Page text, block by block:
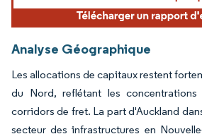
Analyse Géographique
Les allocations de capitaux restent
du Nord, reflétant les
corridors de fret. La part d'Auckland
secteur des infrastructures en